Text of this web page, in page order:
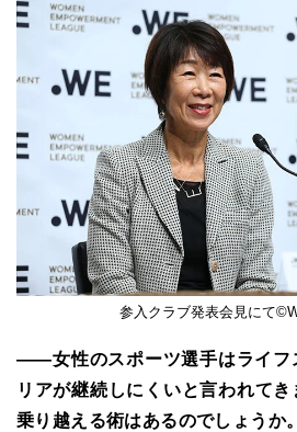
参入クラブ発表会見にて
――女性のスポーツ選手はライフ
リアが継続しにくいと言われて
乗り越える術はあるのでしょうか。